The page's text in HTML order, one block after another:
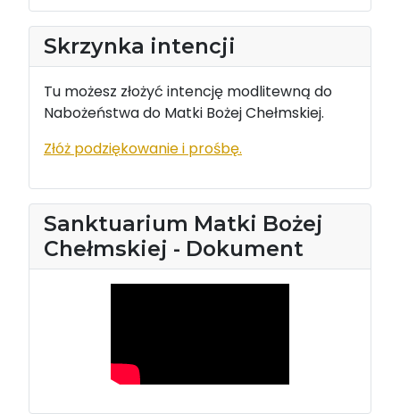
Skrzynka intencji
Tu możesz złożyć intencję modlitewną do
Nabożeństwa do Matki Bożej Chełmskiej.
Złóż podziękowanie i prośbę.
Sanktuarium Matki Bożej
Chełmskiej - Dokument